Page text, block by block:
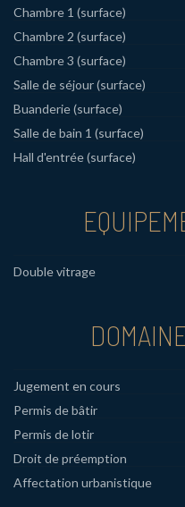
Chambre 1 (surface)
Chambre 2 (surface)
Chambre 3 (surface)
Salle de séjour (surface)
Buanderie (surface)
Salle de bain 1 (surface)
Hall d'entrée (surface)
Double vitrage
Jugement en cours
Permis de bâtir
Permis de lotir
Droit de préemption
Affectation urbanistique